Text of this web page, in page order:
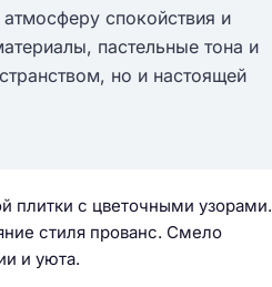
спокойствия и
пастельные тона и
но и настоящей
плитки с цветочными узорами.
стиля прованс. Смело
и уюта.